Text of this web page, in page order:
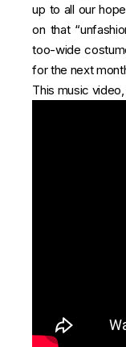
up to all our
on that
too-wide
for the next
This music